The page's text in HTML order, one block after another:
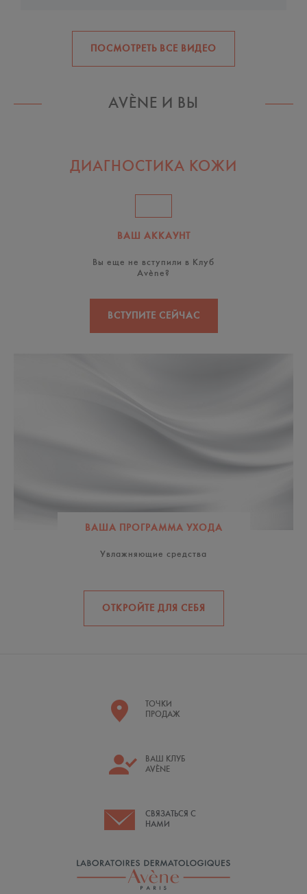
ПОСМОТРЕТЬ ВСЕ ВИДЕО
AVÈNE И ВЫ
ДИАГНОСТИКА КОЖИ
ВАШ АККАУНТ
Вы еще не вступили в Клуб
Avène?
ВСТУПИТЕ СЕЙЧАС
ВАША ПРОГРАММА УХОДА
Увлажняющие средства
ОТКРОЙТЕ ДЛЯ СЕБЯ
ТОЧКИ
ПРОДАЖ
ВАШ КЛУБ
AVÈNE
СВЯЗАТЬСЯ С
НАМИ